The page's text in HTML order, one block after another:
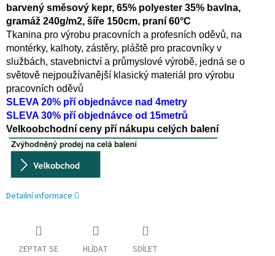
barvený směsový kepr, 65% polyester 35% bavlna,
gramáž 240g/m2, šíře 150cm, praní 60°C
Tkanina pro výrobu pracovních a profesních oděvů, na
montérky, kalhoty, zástěry, pláště pro pracovníky v
službách, stavebnictví a průmyslové výrobě, jedná se o
světově nejpoužívanější klasický materiál pro výrobu
pracovních oděvů
SLEVA 20% pří objednávce nad 4metry
SLEVA 30% pří objednávce od 15metrů
Velkoobchodní ceny pří nákupu celých balení
Detailní informace
ZEPTAT SE HLÍDAT SDÍLET